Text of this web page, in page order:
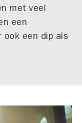
met veel
een
ook een dip als